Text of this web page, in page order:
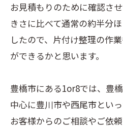
お見積もりのために確認さ
きさに比べて通常の約半分
したので、片付け整理の作
ができるかと思います。
豊橋市にある1or8では、豊
中心に豊川市や西尾市とい
お客様からのご相談やご依